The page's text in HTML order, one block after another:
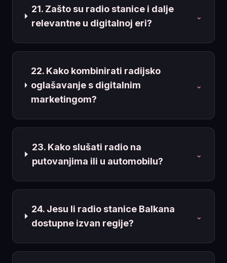
21. Zašto su radio stanice i dalje
relevantne u digitalnoj eri?
⌄
22. Kako kombinirati radijsko
oglašavanje s digitalnim
marketingom?
⌄
23. Kako slušati radio na
putovanjima ili u automobilu?
⌄
24. Jesu li radio stanice Balkana
dostupne izvan regije?
⌄